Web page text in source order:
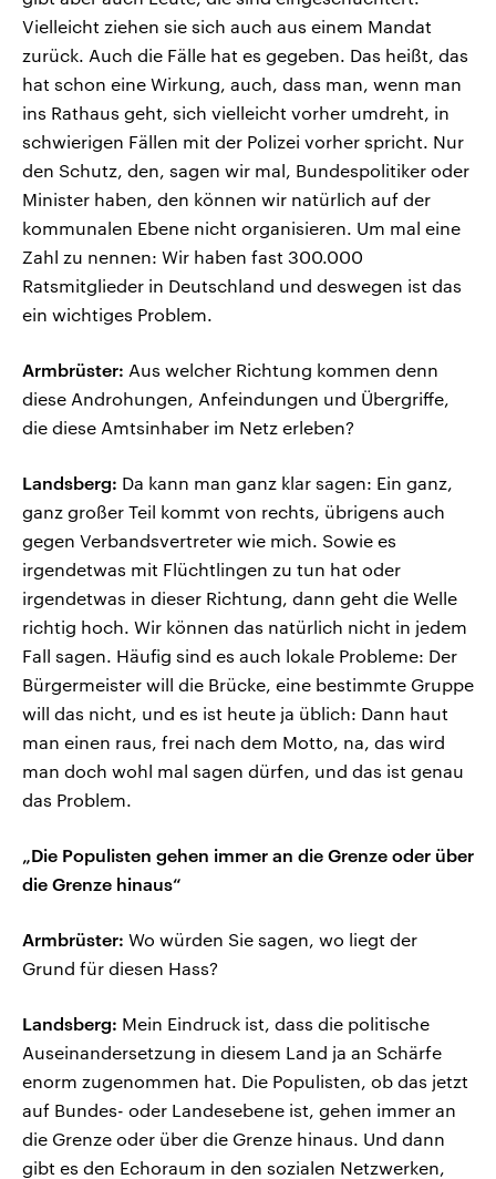
Vielleicht ziehen sie sich auch aus einem Mandat
zurück. Auch die Fälle hat es gegeben. Das heißt, das
hat schon eine Wirkung, auch, dass man, wenn man
ins Rathaus geht, sich vielleicht vorher umdreht, in
schwierigen Fällen mit der Polizei vorher spricht. Nur
den Schutz, den, sagen wir mal, Bundespolitiker oder
Minister haben, den können wir natürlich auf der
kommunalen Ebene nicht organisieren. Um mal eine
Zahl zu nennen: Wir haben fast 300.000
Ratsmitglieder in Deutschland und deswegen ist das
ein wichtiges Problem.
Armbrüster: Aus welcher Richtung kommen denn
diese Androhungen, Anfeindungen und Übergriffe,
die diese Amtsinhaber im Netz erleben?
Landsberg: Da kann man ganz klar sagen: Ein ganz,
ganz großer Teil kommt von rechts, übrigens auch
gegen Verbandsvertreter wie mich. Sowie es
irgendetwas mit Flüchtlingen zu tun hat oder
irgendetwas in dieser Richtung, dann geht die Welle
richtig hoch. Wir können das natürlich nicht in jedem
Fall sagen. Häufig sind es auch lokale Probleme: Der
Bürgermeister will die Brücke, eine bestimmte Gruppe
will das nicht, und es ist heute ja üblich: Dann haut
man einen raus, frei nach dem Motto, na, das wird
man doch wohl mal sagen dürfen, und das ist genau
das Problem.
„Die Populisten gehen immer an die Grenze oder über
die Grenze hinaus“
Armbrüster: Wo würden Sie sagen, wo liegt der
Grund für diesen Hass?
Landsberg: Mein Eindruck ist, dass die politische
Auseinandersetzung in diesem Land ja an Schärfe
enorm zugenommen hat. Die Populisten, ob das jetzt
auf Bundes- oder Landesebene ist, gehen immer an
die Grenze oder über die Grenze hinaus. Und dann
gibt es den Echoraum in den sozialen Netzwerken,